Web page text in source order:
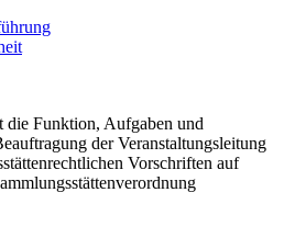
die Funktion, Aufgaben und
der Veranstaltungsleitung
Vorschriften auf